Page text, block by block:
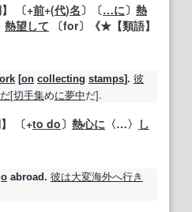
〔+前+(代)名〕〔…に〕 熱
熱望して 〔for〕《★ 【類語】
[on collecting stamps]. 彼
[切手集めに夢中だ].
〔+to do〕 熱心に 〈…〉 し
abroad. 彼は大変海外へ行き